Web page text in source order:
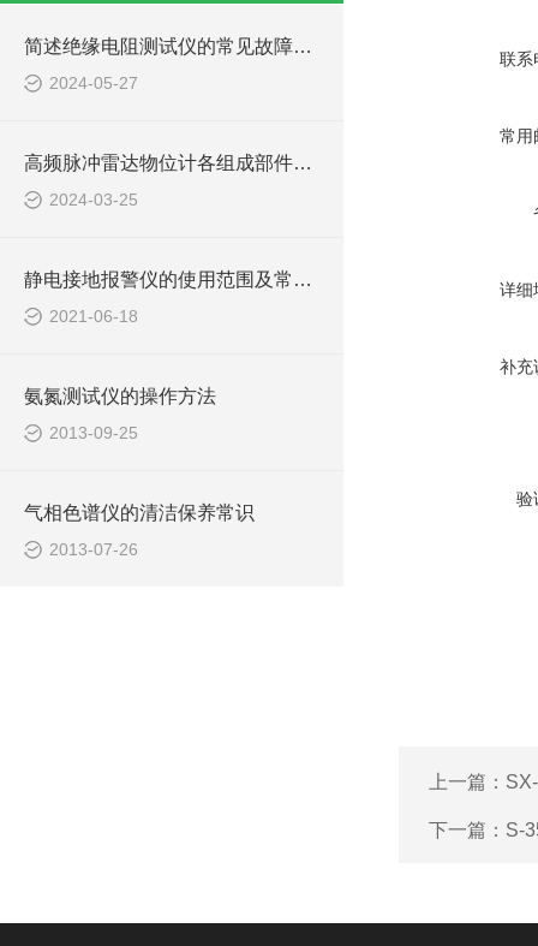
简述绝缘电阻测试仪的常见故障相应解决方法
2024-05-27
高频脉冲雷达物位计各组成部件的功能特点分享
2024-03-25
静电接地报警仪的使用范围及常用场所
2021-06-18
氨氮测试仪的操作方法
2013-09-25
气相色谱仪的清洁保养常识
2013-07-26
联系
常用
详细
补充
验
上一篇：
下一篇： S-